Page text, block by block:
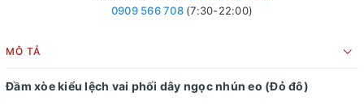
0909 566 708 (7:30-22:00)
MÔ TẢ
Đầm xòe kiểu lệch vai phối dây ngọc nhún eo (Đỏ đô)